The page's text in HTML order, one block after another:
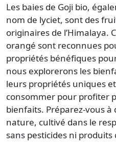
Les baies de Goji bio,
nom de lyciet, sont des
originaires de l’Himalaya.
orangé sont reconnues
propriétés bénéfiques
nous explorerons les
leurs propriétés uniques
consommer pour profiter
bienfaits. Préparez-vous
nature, cultivé dans le
sans pesticides ni produits